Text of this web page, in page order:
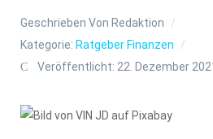
Geschrieben Von Redaktion
Kategorie: Ratgeber Finanzen
Veröffentlicht: 22. Dezember